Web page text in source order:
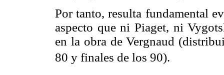
Por tanto, resulta fundamental
aspecto que ni Piaget, ni
en la obra deVergnaud
80 y finales de los 90).